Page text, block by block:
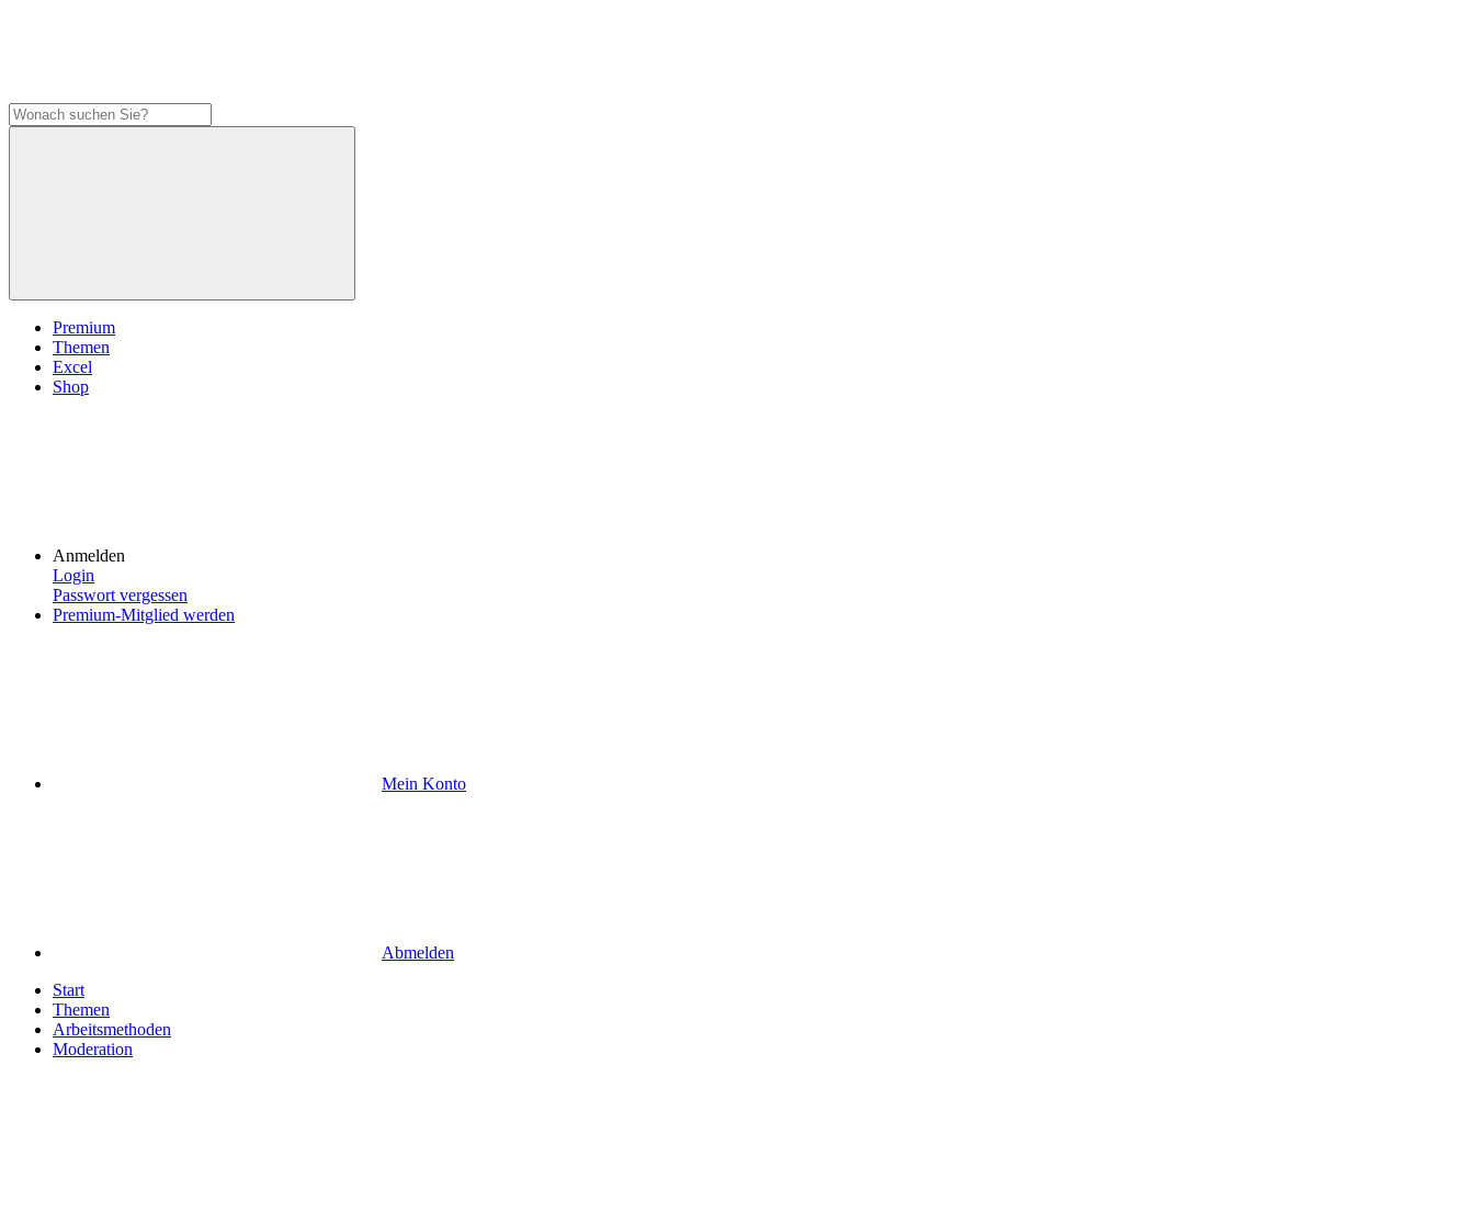
Premium
Themen
Excel
Shop
Anmelden
Login
Passwort vergessen
Premium-Mitglied werden
Mein Konto
Abmelden
Start
Themen
Arbeitsmethoden
Moderation